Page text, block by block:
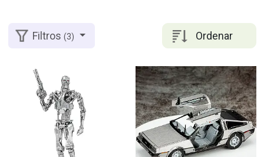
Ordenar
Filtros(3)